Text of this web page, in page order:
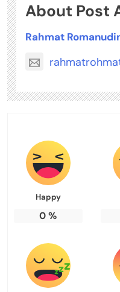
About Post
Rahmat
Happy
0%